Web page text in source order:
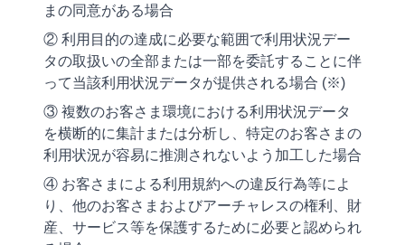
まの同意がある場合
② 利用目的の達成に必要な範囲で利用状況デー
タの取扱いの全部または一部を委託することに伴
って当該利用状況データが提供される場合 (※)
③ 複数のお客さま環境における利用状況データ
を横断的に集計または分析し、特定のお客さまの
利用状況が容易に推測されないよう加工した場合
④ お客さまによる利用規約への違反行為等によ
り、他のお客さまおよびアーチャレスの権利、財
産、サービス等を保護するために必要と認められ